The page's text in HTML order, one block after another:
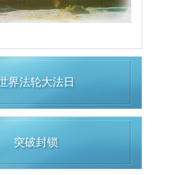
界法轮大法日
突破封锁